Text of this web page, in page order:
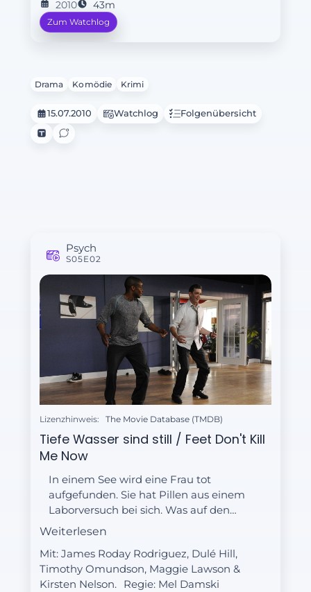
2010 43m
Zum Watchlog
Drama Komödie Krimi
15.07.2010 Watchlog Folgenübersicht
Psych
S05E02
Lizenzhinweis: The Movie Database (TMDB)
Tiefe Wasser sind still / Feet Don't Kill
Me Now
In einem See wird eine Frau tot
aufgefunden. Sie hat Pillen aus einem
Laborversuch bei sich. Was auf den
ersten Blick aussieht wie ein Unfall
Liebe? Shawn und Gus haben einiges
zu untersuchen.
Weiterlesen
Mit: James Roday Rodriguez, Dulé Hill,
Timothy Omundson, Maggie Lawson &
Kirsten Nelson.
Regie: Mel Damski